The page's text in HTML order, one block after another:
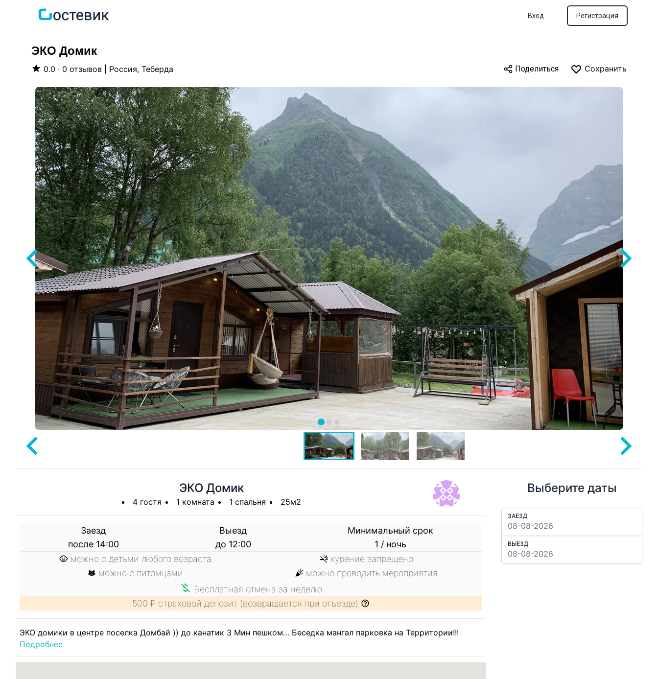
Вход Регистрация
ЭКО Домик
0.0 · 0 отзывов Россия, Теберда Поделиться Сохранить
ЭКО Домик
4 гостя 1 комната 1 спальня 25м2
Заезд
после 14:00
Выезд
до 12:00
Минимальный срок
1 / ночь
можно с детьми любого возраста
курение запрещено
можно с питомцами
можно проводить мероприятия
Бесплатная отмена за неделю
500 ₽ страховой депозит (возвращается при отъезде)
ЭКО домики в центре поселка Домбай )) до канатик 3 Мин пешком… Беседка мангал парковка на Территории!!!
Подробнее
Выберите даты
ЗАЕЗД
ВЫЕЗД